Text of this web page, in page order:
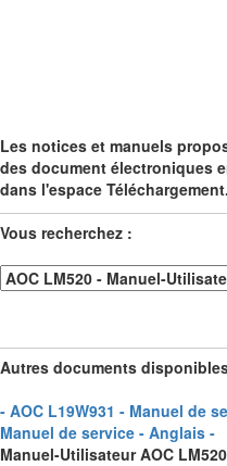
Les notices et manuels
des document électroniques
dans l'espace Téléchargement.
Vous recherchez :
Autres documents
- AOC L19W931 - Manuel de
Manuel de service - Anglais -
Manuel-Utilisateur AOC LM520